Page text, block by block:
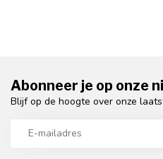
Abonneer je op onze
Blijf op de hoogte over onze